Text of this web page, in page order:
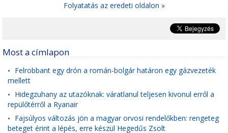
Folyatatás az eredeti oldalon »
Most a címlapon
• Felrobbant egy drón a román-bolgár határon egy gázvezeték
mellett
• Hidegzuhany az utazóknak: váratlanul teljesen kivonul erről a
repülőtérről a Ryanair
• Fajsúlyos változás jön a magyar orvosi rendelőkben: rengeteg
beteget érint a lépés, erre készül Hegedűs Zsolt